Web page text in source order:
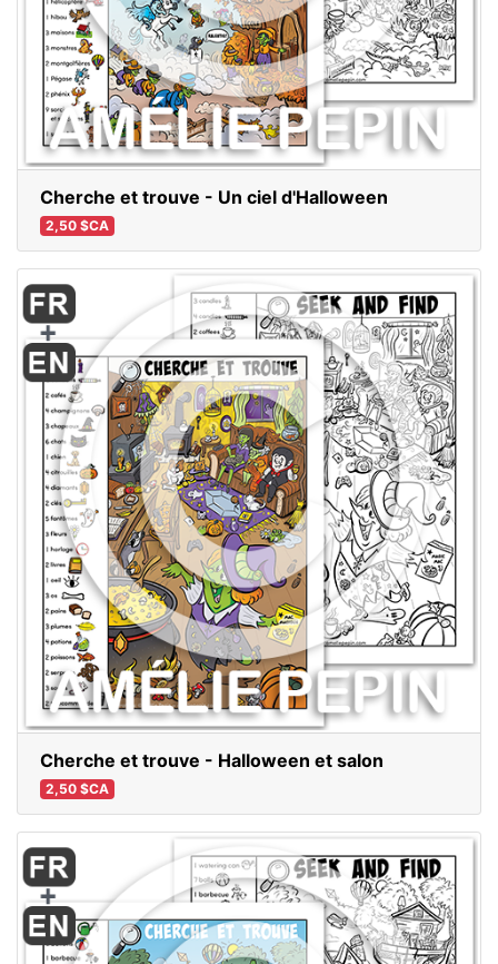
Cherche et trouve - Un ciel d'Halloween
2,50 $CA
Cherche et trouve - Halloween et salon
2,50 $CA